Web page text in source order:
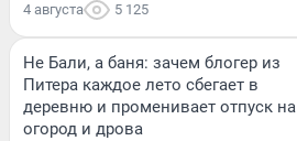
4 августа 5 125
Не Бали, а баня: зачем блогер из
Питера каждое лето сбегает в
деревню и променивает отпуск на
огород и дрова